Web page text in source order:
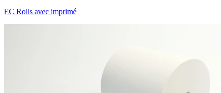
EC Rolls avec imprimé